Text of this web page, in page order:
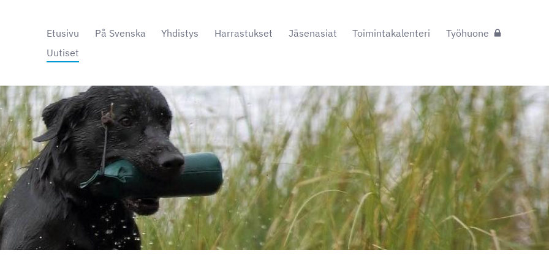
Etusivu På Svenska Yhdistys Harrastukset Jäsenasiat Toimintakalenteri
Työhuone
Uutiset